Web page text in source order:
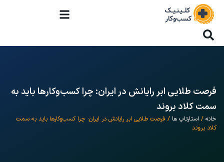
فرصت طلایی ابر رایانش در ایران: چرا کسب‌وکارها باید به
سمت کلاد بروند
خانه / استارتاپ ها / فرصت طلایی ابر رایانش در ایران: چرا کسب‌وکارها باید به سمت
کلاد بروند